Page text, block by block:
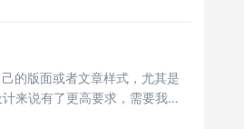
的版面或者文章样式，尤其是
来说有了更高要求，需要我们